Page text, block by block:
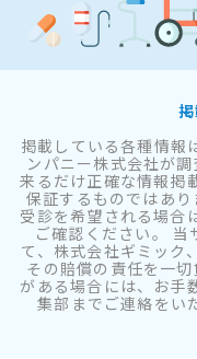
掲載している各種情報
ンパニー株式会社が
来るだけ正確な情報掲
保証するものではあ
受診を希望される場合
ご確認ください。 当
て、株式会社ギミック
その賠償の責任を一
がある場合には、お手
集部までご連絡をい